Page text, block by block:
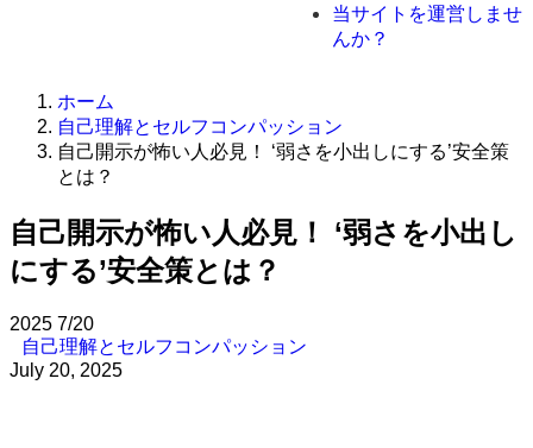
当サイトを運営しませ
んか？
ホーム
自己理解とセルフコンパッション
自己開示が怖い人必見！ ‘弱さを小出しにする’安全策
とは？
自己開示が怖い人必見！ ‘弱さを小出し
にする’安全策とは？
2025 7/20
自己理解とセルフコンパッション
July 20, 2025